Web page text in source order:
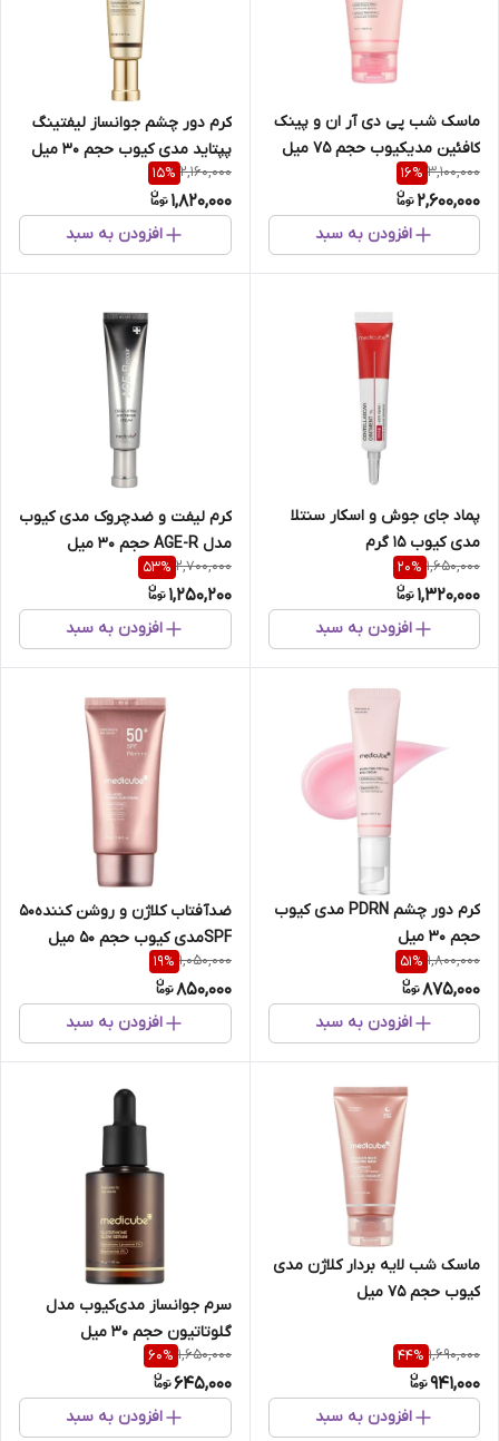
ماسک شب پی دی آر ان و پینک
کافئین مدیکیوب حجم 75 میل
3,100,000
16%
2,600,000
افزودن به سبد
کرم دور چشم جوانساز لیفتینگ
پپتاید مدی کیوب حجم 30 میل
2,160,000
15%
1,820,000
افزودن به سبد
پماد جای جوش و اسکار سنتلا
مدی کیوب 15 گرم
1,650,000
20%
1,320,000
افزودن به سبد
کرم لیفت و ضدچروک مدی‌ کیوب
مدل AGE-R حجم 30 میل
2,700,000
53%
1,250,200
افزودن به سبد
کرم دور چشم PDRN مدی کیوب
حجم 30 میل
1,800,000
51%
875,000
افزودن به سبد
ضدآفتاب کلاژن و روشن کننده50
SPFمدی کیوب حجم 50 میل
1,050,000
19%
850,000
افزودن به سبد
ماسک شب لایه بردار کلاژن مدی
کیوب حجم 75 میل
1,690,000
44%
941,000
افزودن به سبد
سرم جوانساز مدی‌کیوب مدل
گلوتاتیون حجم ۳۰ میل
1,650,000
60%
645,000
افزودن به سبد